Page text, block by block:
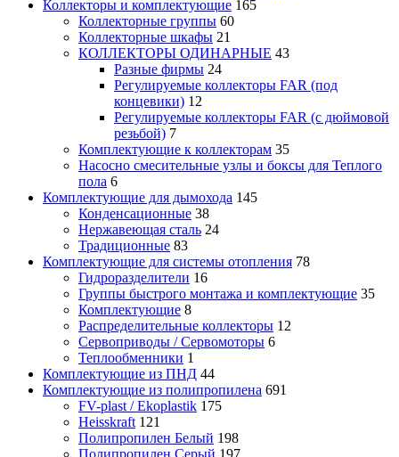
Коллекторы и комплектующие 165
Коллекторные группы 60
Коллекторные шкафы 21
КОЛЛЕКТОРЫ ОДИНАРНЫЕ 43
Разные фирмы 24
Регулируемые коллекторы FAR (под
концевики) 12
Регулируемые коллекторы FAR (с дюймовой
резьбой) 7
Комплектующие к коллекторам 35
Насосно смесительные узлы и боксы для Теплого
пола 6
Комплектующие для дымохода 145
Конденсационные 38
Нержавеющая сталь 24
Традиционные 83
Комплектующие для системы отопления 78
Гидроразделители 16
Группы быстрого монтажа и комплектующие 35
Комплектующие 8
Распределительные коллекторы 12
Сервоприводы / Сервомоторы 6
Теплообменники 1
Комплектующие из ПНД 44
Комплектующие из полипропилена 691
FV-plast / Ekoplastik 175
Heisskraft 121
Полипропилен Белый 198
Полипропилен Серый 197